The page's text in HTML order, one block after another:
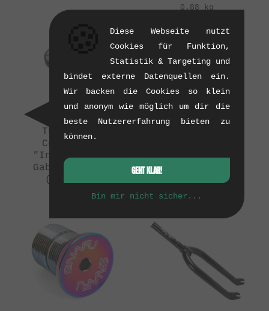
0.88 kg
The Shadow
Conspiracy
"Inceptiv V2"
Gabelschraube
(11/2015)
"Captive V2" BMX
0.96 kg
Diese Webseite nutzt
Cookies für Funktion,
Statistik & Targeting und
bindet externe Datenquellen ein.
Wir backen die Cookies so klein
und anonym wie möglich um dir die
beste Nutzererfahrung bieten zu
können.
GEHT KLAR!
Bin mir nicht sicher...